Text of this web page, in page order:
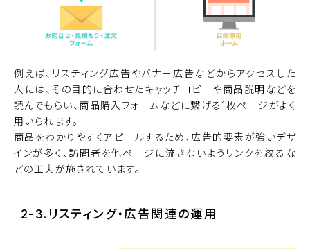
例えば、リスティング広告やバナー広告などからアクセスした
人には、その目的に合わせたキャッチコピーや商品説明などを
読んでもらい、商品購入フォームなどに繋げる1枚ページがよく
用いられます。
商品をわかりやすくアピールするため、広告的要素が強いデザ
インが多く、訪問者を他ページに流さないようリンクを絞るな
どの工夫が施されています。
2-3.リスティング・広告関連の運用